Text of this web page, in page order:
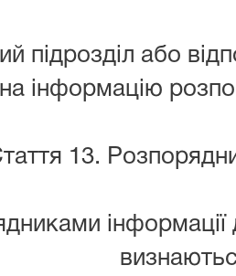
підрозділ або
на інформацію
13.
інформації